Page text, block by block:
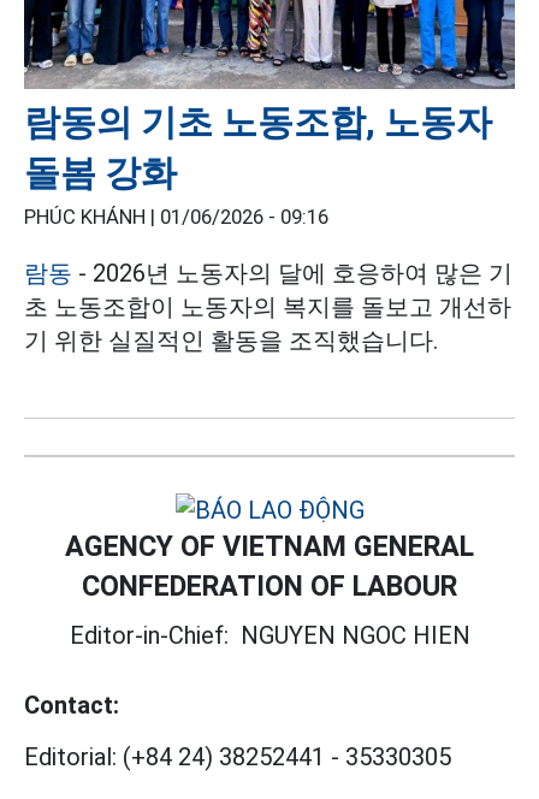
람동의 기초 노동조합, 노동자
돌봄 강화
PHÚC KHÁNH | 01/06/2026 - 09:16
람동 - 2026년 노동자의 달에 호응하여 많은 기
초 노동조합이 노동자의 복지를 돌보고 개선하
기 위한 실질적인 활동을 조직했습니다.
AGENCY OF VIETNAM GENERAL
CONFEDERATION OF LABOUR
Editor-in-Chief: NGUYEN NGOC HIEN
Contact:
Editorial: (+84 24) 38252441 - 35330305